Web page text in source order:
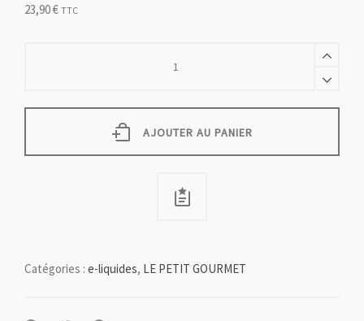
23,90€ TTC
NOISETTES
ml
AJOUTER AU PANIER
Catégories : e-liquides, LE PETIT GOURMET